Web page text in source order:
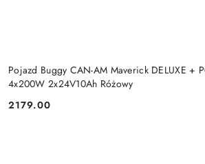
Pojazd Buggy CAN-AM Maverick DELUXE +
4x200W 2x24V10Ah Różowy
Cena:
2179.00